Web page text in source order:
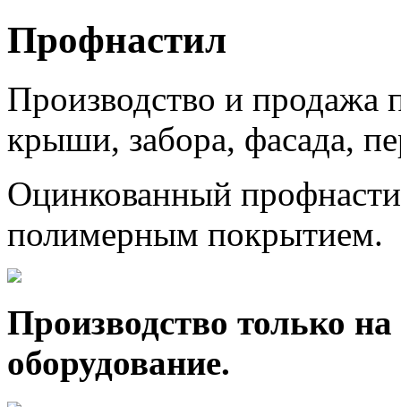
Профнастил
Производство и продажа
крыши, забора, фасада,
Оцинкованный
полимерным покрытием.
Производство только
оборудование.